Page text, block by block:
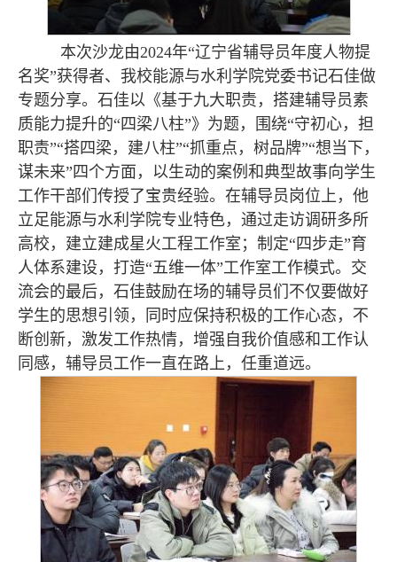
本次沙龙由2024年“辽宁省辅导员年度人物提
名奖”获得者、我校能源与水利学院党委书记石佳做
专题分享。石佳以《基于九大职责，搭建辅导员素
质能力提升的“四梁八柱”》为题，围绕“守初心，担
职责”“搭四梁，建八柱”“抓重点，树品牌”“想当下，
谋未来”四个方面，以生动的案例和典型故事向学生
工作干部们传授了宝贵经验。在辅导员岗位上，他
立足能源与水利学院专业特色，通过走访调研多所
高校，建立建成星火工程工作室；制定“四步走”育
人体系建设，打造“五维一体”工作室工作模式。交
流会的最后，石佳鼓励在场的辅导员们不仅要做好
学生的思想引领，同时应保持积极的工作心态，不
断创新，激发工作热情，增强自我价值感和工作认
同感，辅导员工作一直在路上，任重道远。